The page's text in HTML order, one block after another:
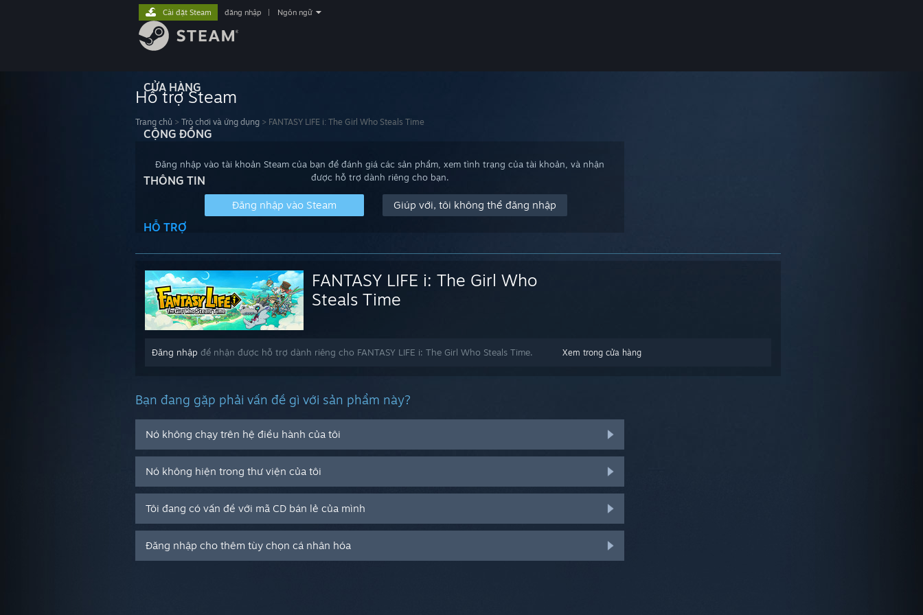
CỬA HÀNG
CỘNG ĐỒNG
THÔNG TIN
HỖ TRỢ
Cài đặt Steam đăng nhập Ngôn ngữ
Hỗ trợ Steam
Trang chủ > Trò chơi và ứng dụng > FANTASY LIFE i: The Girl Who Steals Time
Đăng nhập vào tài khoản Steam của bạn để đánh giá các sản phẩm, xem tình trạng của tài khoản, và nhận
được hỗ trợ dành riêng cho bạn.
Đăng nhập vào Steam Giúp với, tôi không thể đăng nhập
FANTASY LIFE i: The Girl Who
Steals Time
Xem trong cửa hàng
Đăng nhập để nhận được hỗ trợ dành riêng cho FANTASY LIFE i: The Girl Who Steals Time.
Bạn đang gặp phải vấn đề gì với sản phẩm này?
Nó không chạy trên hệ điều hành của tôi
Nó không hiện trong thư viện của tôi
Tôi đang có vấn đề với mã CD bán lẻ của mình
Đăng nhập cho thêm tùy chọn cá nhân hóa